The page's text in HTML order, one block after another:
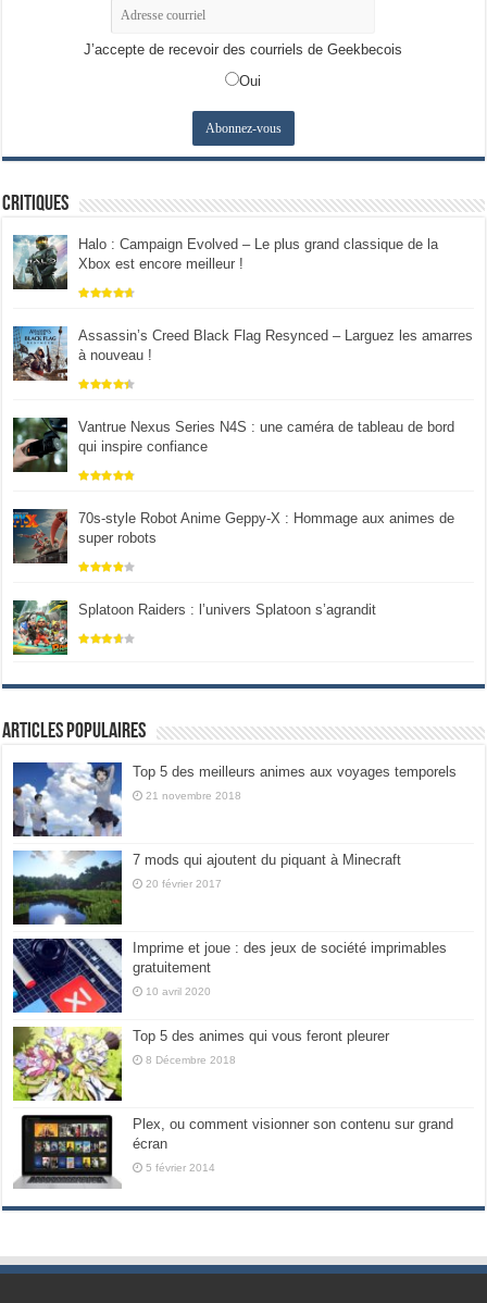
J’accepte de recevoir des courriels de Geekbecois
Oui
Critiques
Halo : Campaign Evolved – Le plus grand classique de la
Xbox est encore meilleur !
Assassin’s Creed Black Flag Resynced – Larguez les amarres
à nouveau !
Vantrue Nexus Series N4S : une caméra de tableau de bord
qui inspire confiance
70s-style Robot Anime Geppy-X : Hommage aux animes de
super robots
Splatoon Raiders : l’univers Splatoon s’agrandit
Articles populaires
Top 5 des meilleurs animes aux voyages temporels
21 novembre 2018
7 mods qui ajoutent du piquant à Minecraft
20 février 2017
Imprime et joue : des jeux de société imprimables
gratuitement
10 avril 2020
Top 5 des animes qui vous feront pleurer
8 Décembre 2018
Plex, ou comment visionner son contenu sur grand
écran
5 février 2014